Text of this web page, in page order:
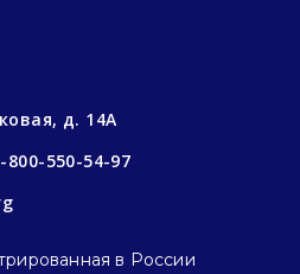
д. 14А
800-550-54-97
в России